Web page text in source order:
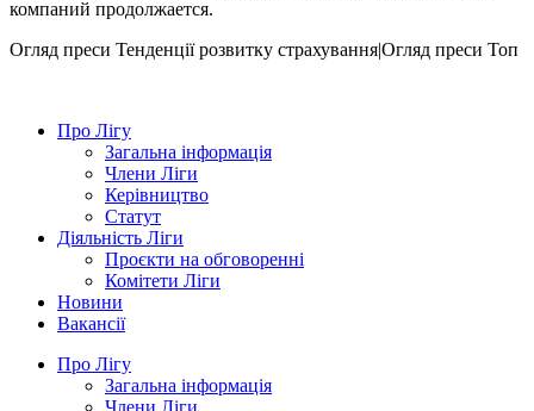
компаний продолжается.
Огляд преси Тенденції розвитку страхування|Огляд преси Топ
Про Лігу
Загальна інформація
Члени Ліги
Керівництво
Статут
Діяльність Ліги
Проєкти на обговоренні
Комітети Ліги
Новини
Вакансії
Про Лігу
Загальна інформація
Члени Ліги